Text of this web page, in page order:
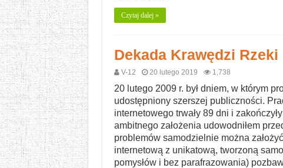
Czytaj dalej »
Dekada Krawędzi Rzeki
V-12 20 lutego 2019 1,738
20 lutego 2009 r. był dniem, w którym
udostępniony szerszej publiczności.
internetowego trwały 89 dni i
ambitnego założenia udowodniłem
problemów samodzielnie można
internetową z unikatową, tworzoną
pomysłów i bez parafrazowania)